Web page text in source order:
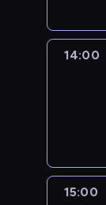
14:00
15:00